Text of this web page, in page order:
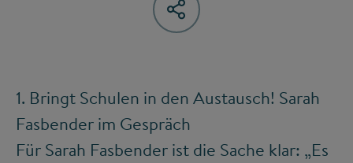
1. Bringt Schulen in den Austausch! Sarah
Fasbender im Gespräch
Für Sarah Fasbender ist die Sache klar: „Es